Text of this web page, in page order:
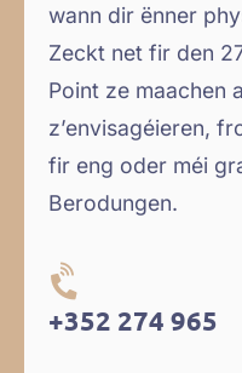
wann dir ënner
Zeckt net fir den
Point ze maachen
z’envisagéieren,
fir eng oder méi
Berodungen.
+352 274 965